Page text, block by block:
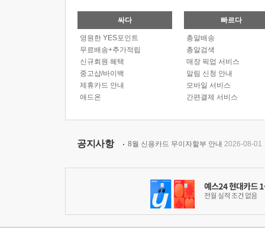
싸다
영원한 YES포인트
무료배송+추가적립
신규회원 혜택
중고샵/바이백
제휴카드 안내
애드온
빠르다
총알배송
총알검색
매장 픽업 서비스
알림 신청 안내
모바일 서비스
간편결제 서비스
공지사항 8월 신용카드 무이자할부 안내 2026-08-01